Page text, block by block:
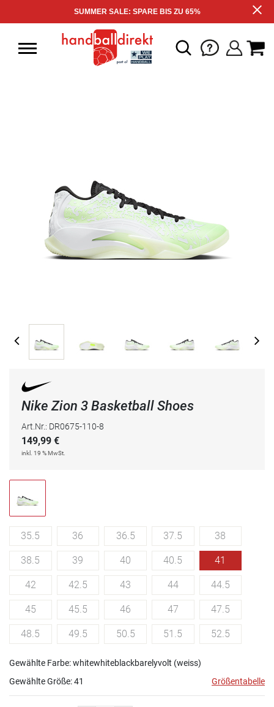
SUMMER SALE: SPARE BIS ZU 65%
Nike Zion 3 Basketball Shoes
Art.Nr.: DR0675-110-8
149,99 €
inkl. 19 % MwSt.
35.5 36 36.5 37.5 38
38.5 39 40 40.5 41
42 42.5 43 44 44.5
45 45.5 46 47 47.5
48.5 49.5 50.5 51.5 52.5
Gewählte Farbe: whitewhiteblackbarelyvolt (weiss)
Gewählte Größe:41 Größentabelle